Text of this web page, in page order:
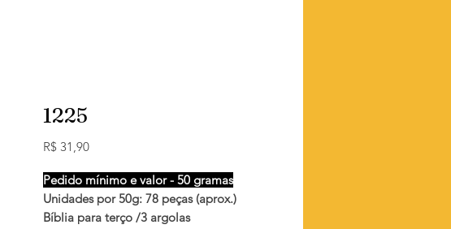
1225
R$ 31,90Preço
Pedido mínimo e valor - 50 gramas
Unidades por 50g: 78 peças (aprox.)
Bíblia para terço /3 argolas